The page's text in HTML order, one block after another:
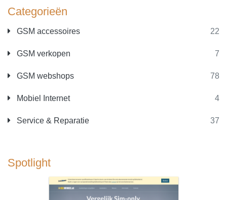
Categorieën
GSM accessoires 22
GSM verkopen 7
GSM webshops 78
Mobiel Internet 4
Service & Reparatie 37
Spotlight